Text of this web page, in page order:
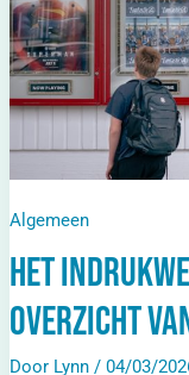
Algemeen
Het
overzicht
Door Lynn/04/03/
Derek
De
Lint